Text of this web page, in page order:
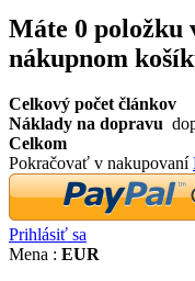
Máte 0 položku
nákupnom
Celkový počet článkov
Náklady na dopravu
Celkom
Pokračovať v nakupovaní
Prihlásiť sa
Mena : EUR